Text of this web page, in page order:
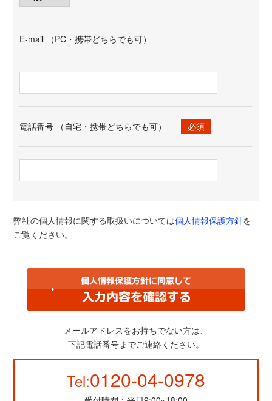
E-mail （PC・携帯どちらでも可）
電話番号 （自宅・携帯どちらでも可） 必須
弊社の個人情報に関する取扱いについては個人情報保護方針を
ご覧ください。
メールアドレスをお持ちでない方は、
下記電話番号までご連絡ください。
Tel:0120-04-0978